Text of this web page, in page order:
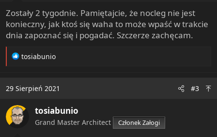
Zostały 2 tygodnie. Pamiętajcie, że nocleg nie jest
konieczny, jak ktoś się waha to może wpaść w trakcie
dnia zapoznać się i pogadać. Szczerze zachęcam.
R
t
o
n
tosiabunio
29 Sierpień 2021 #3
tosiabunio
Grand Master Architect Członek Załogi